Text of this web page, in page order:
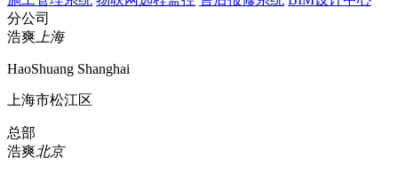
分公司
浩爽 上海
HaoShuang Shanghai
上海市松江区
总部
浩爽北京